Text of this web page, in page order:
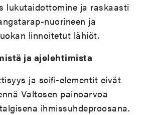
lukutaidottomine ja raskaasti
nuorineen ja
linnoitetut lähiöt.
ja ajelehtimista
ja scifi-elementit eivät
Valtosen painoarvoa
ihmissuhdeproosana.